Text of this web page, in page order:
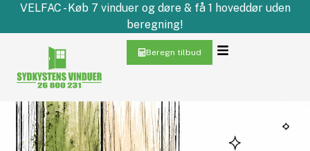
VELFAC - Køb 7 vinduer og døre & få 1 hoveddør uden
beregning!
Beregn tilbud